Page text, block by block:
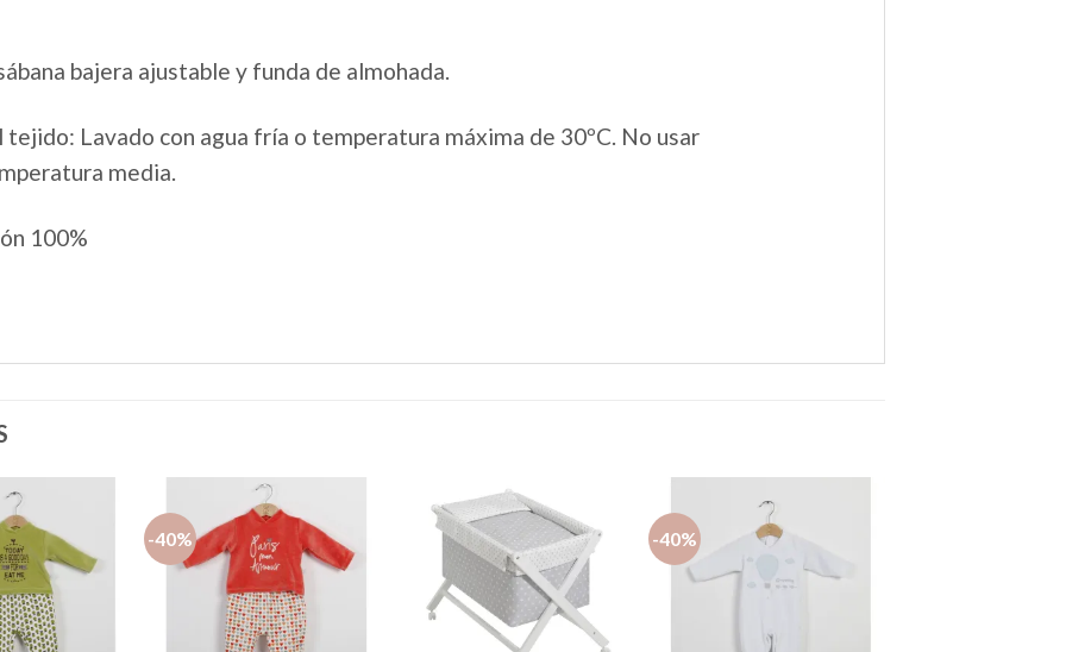
bajera ajustable y funda de almohada.
Lavado con agua fría o temperatura máxima de 30ºC. No usar
media.
100%
-40%
Añadir
lista de
deseos
-40%
Añadir